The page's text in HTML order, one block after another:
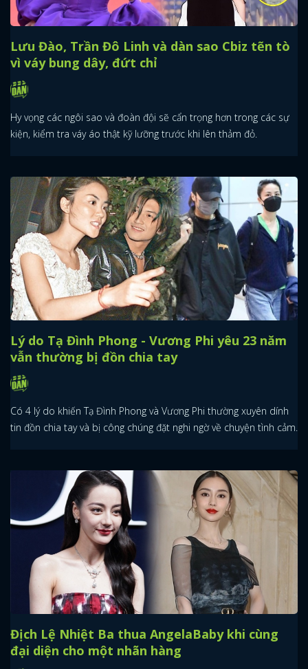
Lưu Đào, Trần Đô Linh và dàn sao Cbiz tẽn tò
vì váy bung dây, đứt chỉ
Hy vọng các ngôi sao và đoàn đội sẽ cẩn trọng hơn trong các sự
kiện, kiểm tra váy áo thật kỹ lưỡng trước khi lên thảm đỏ.
Lý do Tạ Đình Phong - Vương Phi yêu 23 năm
vẫn thường bị đồn chia tay
Có 4 lý do khiến Tạ Đình Phong và Vương Phi thường xuyên dính
tin đồn chia tay và bị công chúng đặt nghi ngờ về chuyện tình cảm.
Địch Lệ Nhiệt Ba thua AngelaBaby khi cùng
đại diện cho một nhãn hàng